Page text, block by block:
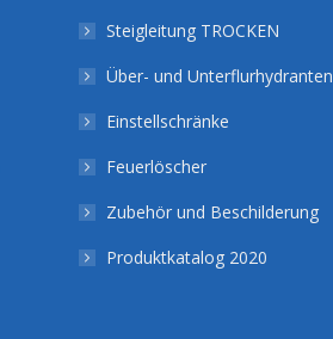
Steigleitung TROCKEN
Über- und Unterflurhydranten
Einstellschränke
Feuerlöscher
Zubehör und Beschilderung
Produktkatalog 2020